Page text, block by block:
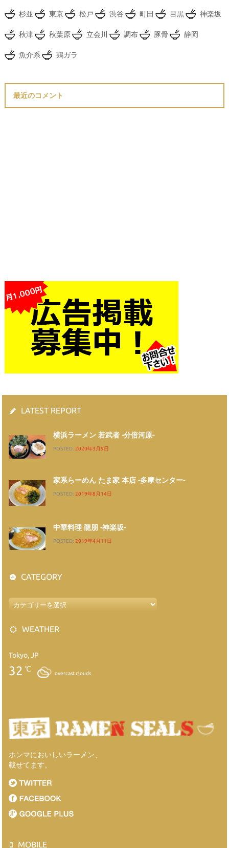
杉並 東京 松戸 渋谷 町田 目黒 神楽坂
秋津 秋葉原 立会川 調布 豚骨 静岡
魚介系 鶏ガラ
最近のコメント
LATEST REPORT
横浜ラーメン 若武者 -分倍河原-
POSTED: 2020年3月9日
家系らーめん たま家 本店 -多摩センター-
POSTED: 2019年8月14日
中華料理 龍朋 -神楽坂-
POSTED: 2019年4月11日
CATEGORY
WEATHER
Tokyo, JP
32 ℃
overcast clouds
ホンマにおいしいラーメン、
載せてます。
MOBILE